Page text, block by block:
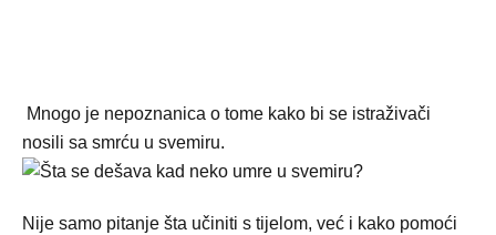
Mnogo je nepoznanica o tome kako bi se istraživači
nosili sa smrću u svemiru.
Nije samo pitanje šta učiniti s tijelom, već i kako pomoći